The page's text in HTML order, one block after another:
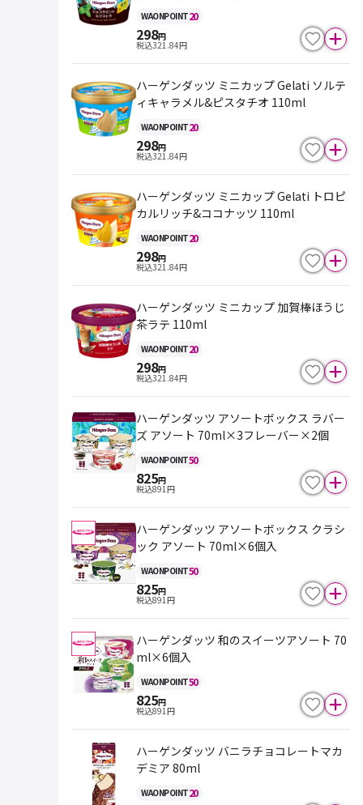
WAONPOINT20
298円
税込321.84円
ハーゲンダッツ ミニカップ Gelati ソルテ
ィキャラメル&ピスタチオ 110ml
WAONPOINT20
298円
税込321.84円
ハーゲンダッツ ミニカップ Gelati トロピ
カルリッチ&ココナッツ 110ml
WAONPOINT20
298円
税込321.84円
ハーゲンダッツ ミニカップ 加賀棒ほうじ
茶ラテ 110ml
WAONPOINT20
298円
税込321.84円
ハーゲンダッツ アソートボックス ラバー
ズ アソート 70ml×3フレーバー×2個
WAONPOINT50
825円
税込891 円
ハーゲンダッツ アソートボックス クラシ
ック アソート 70ml×6個入
WAONPOINT50
825円
税込891 円
ハーゲンダッツ 和のスイーツアソート 70
ml×6個入
WAONPOINT50
825円
税込891 円
ハーゲンダッツ バニラチョコレートマカ
デミア 80ml
WAONPOINT20